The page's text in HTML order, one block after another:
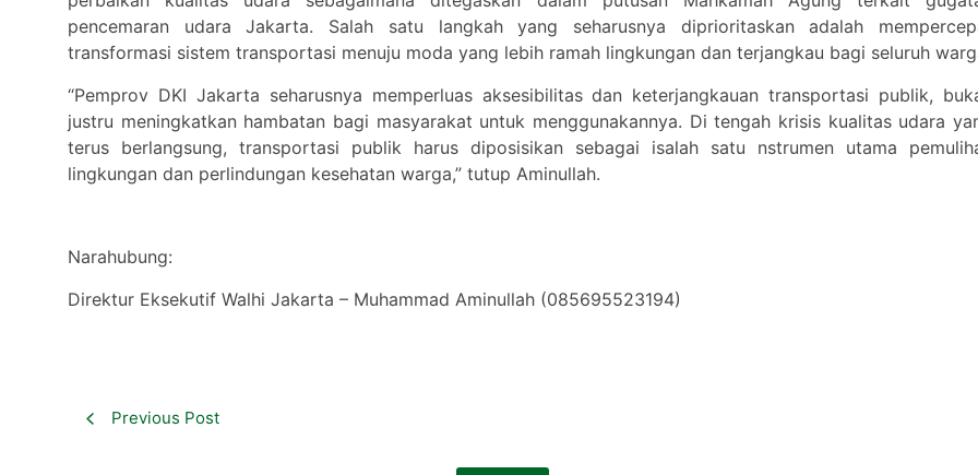
pencemaran udara Jakarta. Salah satu langkah yang seharusnya diprioritaskan adalah
transformasi sistem transportasi menuju moda yang lebih ramah lingkungan dan terjangkau bagi seluruh
“Pemprov DKI Jakarta seharusnya memperluas aksesibilitas dan keterjangkauan transportasi publik,
justru meningkatkan hambatan bagi masyarakat untuk menggunakannya. Di tengah krisis kualitas udara
terus berlangsung, transportasi publik harus diposisikan sebagai isalah satu nstrumen utama
lingkungan dan perlindungan kesehatan warga,” tutup Aminullah.
Narahubung:
Direktur Eksekutif Walhi Jakarta – Muhammad Aminullah (085695523194)
Previous Post